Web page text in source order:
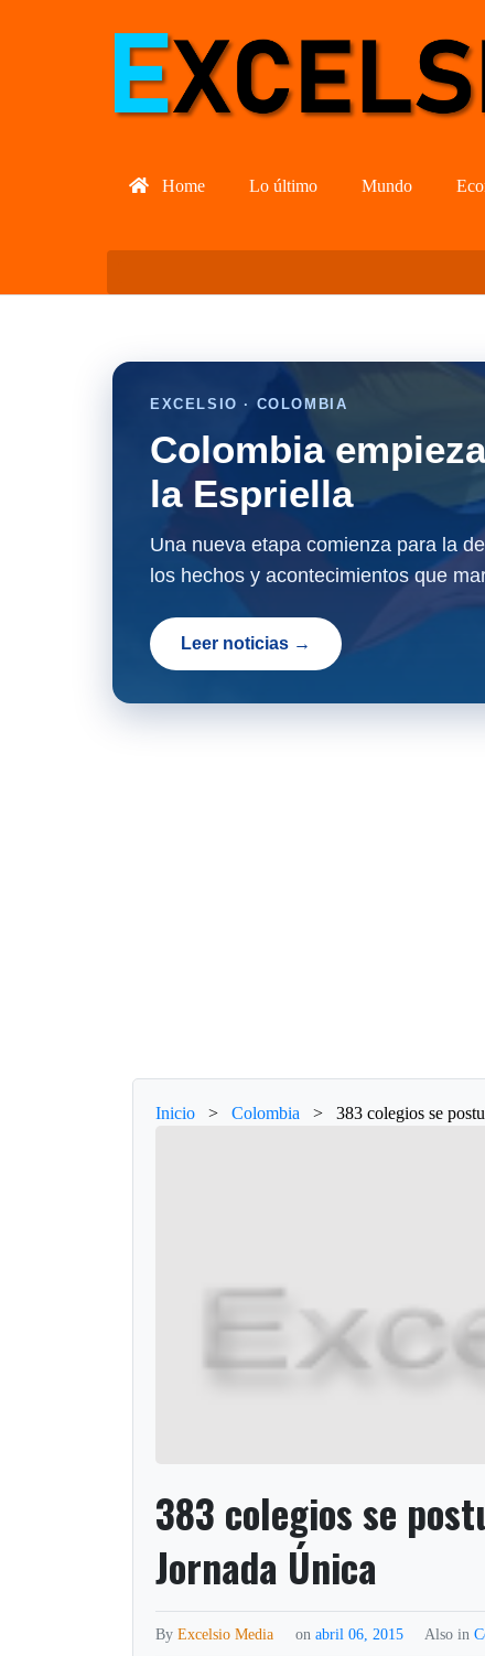
Home Lo último Mundo
EXCELSIO · COLOMBIA
Colombia
la Espriella
Una nueva etapa comienza para la
los hechos y acontecimientos que
Leer noticias →
Inicio > Colombia > 383 colegios se
383 colegios se
Jornada Única
ByExcelsio Media onabril 06, 2015 Also in